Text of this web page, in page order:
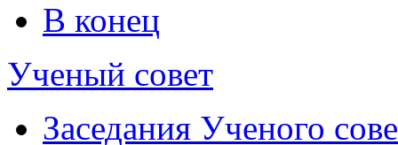
В конец
Ученый совет
Заседания Ученого